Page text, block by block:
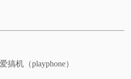
搞机（playphone）